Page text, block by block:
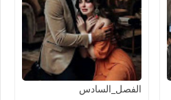
الفصل_السادس